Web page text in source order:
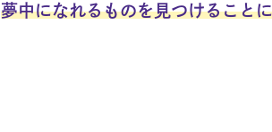
夢中になれるものを見つけること